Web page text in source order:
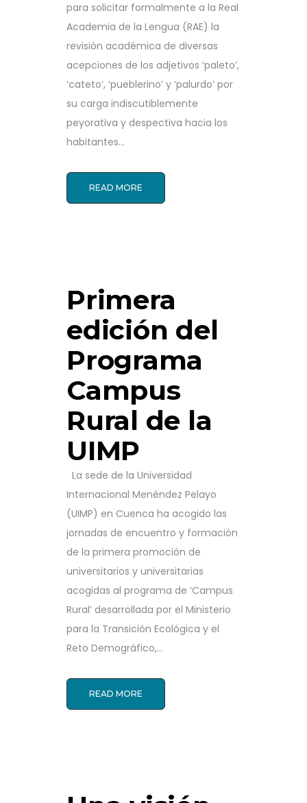
para solicitar formalmente a la Real
Academia de la Lengua (RAE) la
revisión académica de diversas
acepciones de los adjetivos ‘paleto’,
‘cateto’, ‘pueblerino’ y ‘palurdo’ por
su carga indiscutiblemente
peyorativa y despectiva hacia los
habitantes...
READ MORE
Primera
edición del
Programa
Campus
Rural de la
UIMP
La sede de la Universidad
Internacional Menéndez Pelayo
(UIMP) en Cuenca ha acogido las
jornadas de encuentro y formación
de la primera promoción de
universitarios y universitarias
acogidas al programa de ‘Campus
Rural’ desarrollada por el Ministerio
para la Transición Ecológica y el
Reto Demográfico,...
READ MORE